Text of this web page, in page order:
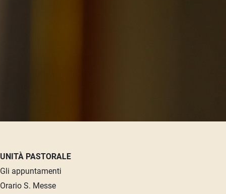
UNITÀ PASTORALE
Gli appuntamenti
Orario S. Messe